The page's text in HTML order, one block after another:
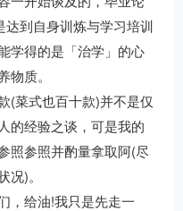
到自身训炼与学习培训
学得的是「治学」的心
质。
(菜式也百十款)并不是仅
的经验之谈，可是我的
照参照并酌量拿取阿(尽
)。
，给油!我只是先走一